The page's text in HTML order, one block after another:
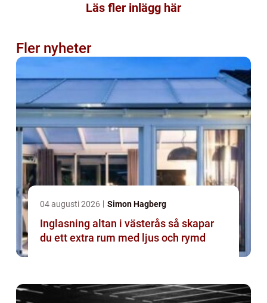
Läs fler inlägg här
Fler nyheter
04 augusti 2026 Simon Hagberg
Inglasning altan i västerås så skapar
du ett extra rum med ljus och rymd